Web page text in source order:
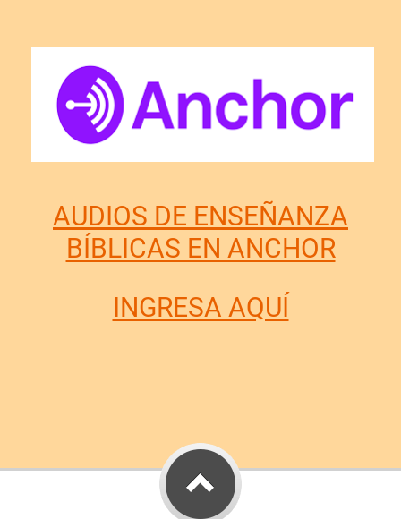
AUDIOS DE ENSEÑANZA
BÍBLICAS EN ANCHOR
INGRESA AQUÍ